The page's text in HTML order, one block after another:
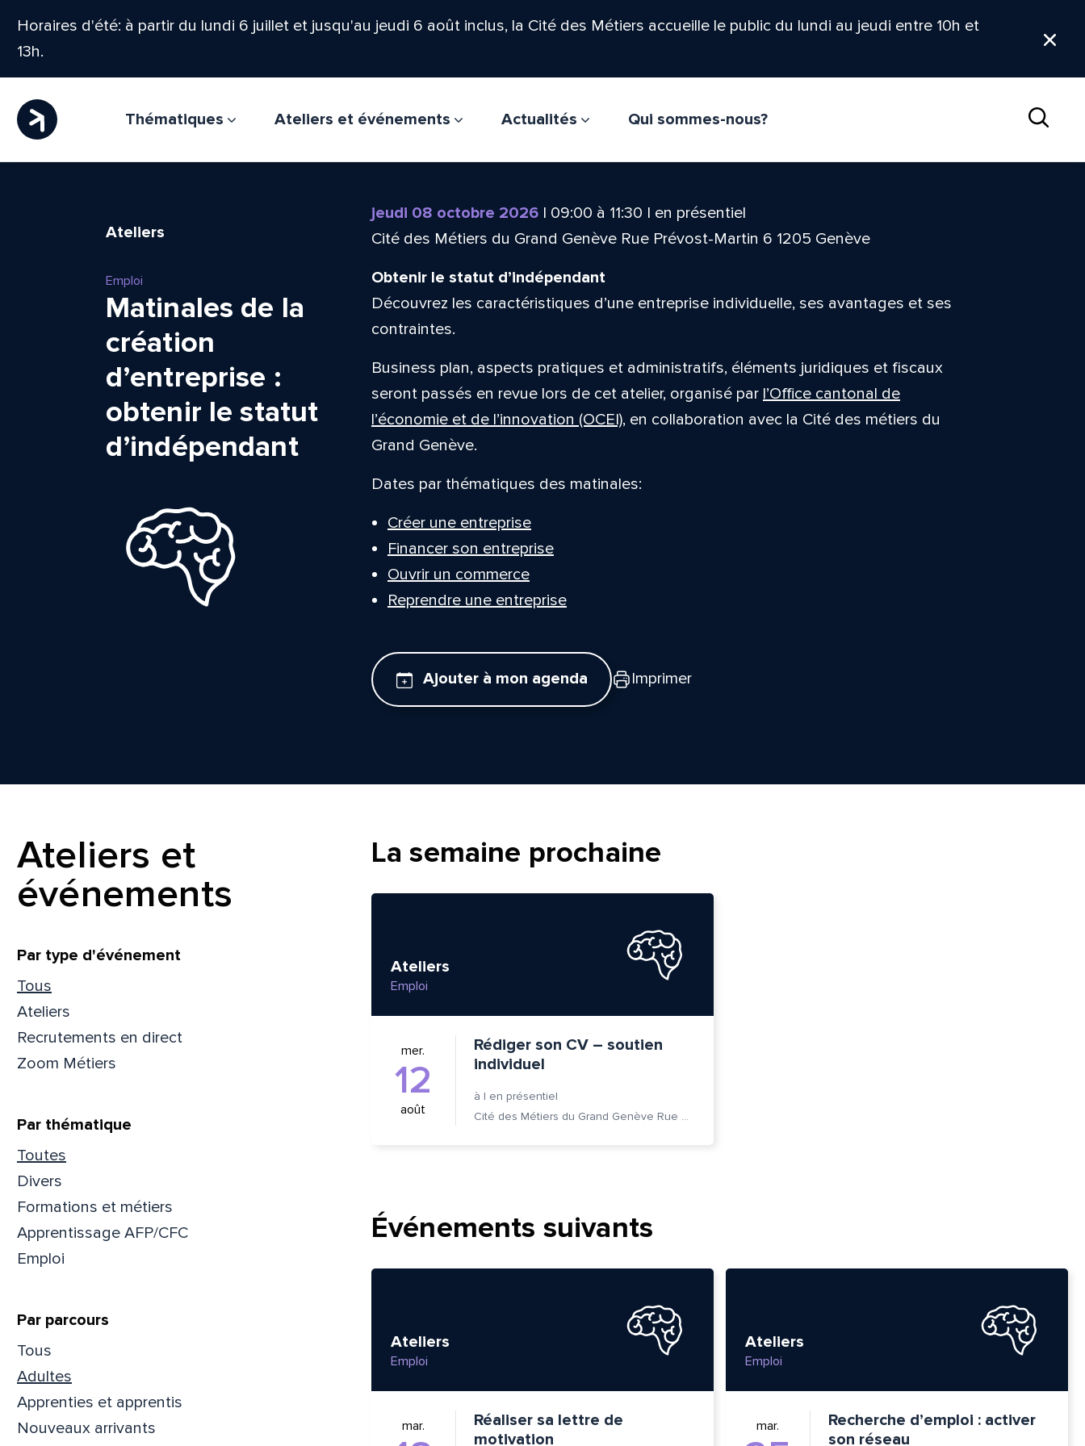
Horaires d'été: à partir du lundi 6 juillet et jusqu'au jeudi 6 août inclus, la Cité des Métiers accueille le public du lundi au jeudi entre 10h et
13h.
Thématiques Ateliers et événements Actualités
Qui sommes-nous?
Ateliers
Emploi
Matinales de la
création
d’entreprise :
obtenir le statut
d’indépendant
jeudi 08 octobre 2026| 09:00 à 11:30 | en présentiel
Cité des Métiers du Grand Genève Rue Prévost-Martin 6 1205 Genève
Obtenir le statut d’indépendant
Découvrez les caractéristiques d’une entreprise individuelle, ses avantages et ses
contraintes.
Business plan, aspects pratiques et administratifs, éléments juridiques et fiscaux
seront passés en revue lors de cet atelier, organisé par l’Office cantonal de
l’économie et de l’innovation (OCEI), en collaboration avec la Cité des métiers du
Grand Genève.
Dates par thématiques des matinales:
Créer une entreprise
Financer son entreprise
Ouvrir un commerce
Reprendre une entreprise
Ajouter à mon agenda Imprimer
Ateliers et
événements
Filtrer
Par type d'événement
Tous
Ateliers
Recrutements en direct
Zoom Métiers
Par thématique
Toutes
Divers
Formations et métiers
Apprentissage AFP/CFC
Emploi
Par parcours
Tous
Adultes
Apprenties et apprentis
Nouveaux arrivants
La semaine prochaine
Ateliers
Emploi
mer.
12
août
Rédiger son CV – soutien
individuel
à | en présentiel
Cité des Métiers du Grand Genève Rue Prévost-Martin 6 1205 Genève
Événements suivants
Ateliers
Emploi
mar.
Réaliser sa lettre de
motivation
Ateliers
Emploi
mar.
Recherche d’emploi : activer
son réseau
Quelle est la pertinence de cette